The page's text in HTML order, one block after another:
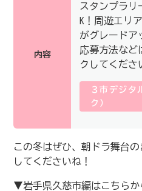
内容
スタンプラリ
K！周遊エリ
がグレードア
応募方法など
クしてくだ
３市デジタ
ク）
この冬はぜひ、朝ドラ舞台
してくださいね！
▼岩手県久慈市編はこちらか